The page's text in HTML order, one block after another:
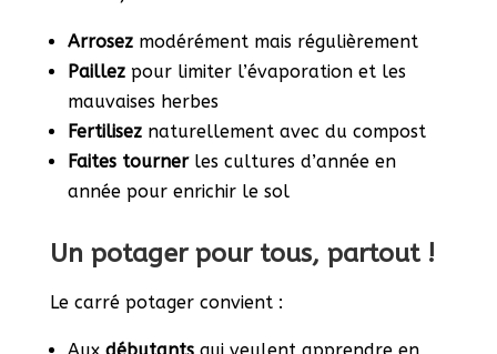
Arrosezmodérément mais régulièrement
Paillezpour limiter l’évaporation et les
mauvaises herbes
Fertiliseznaturellement avec du compost
Faites tournerles cultures d’année en
année pour enrichir le sol
Un potager pour tous, partout !
Le carré potager convient :